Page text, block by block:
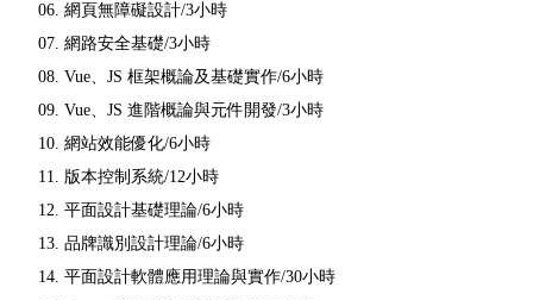
06. 網頁無障礙設計/3小時
07. 網路安全基礎/3小時
08. Vue、JS 框架概論及基礎實作/6小時
09. Vue、JS 進階概論與元件開發/3小時
10. 網站效能優化/6小時
11. 版本控制系統/12小時
12. 平面設計基礎理論/6小時
13. 品牌識別設計理論/6小時
14. 平面設計軟體應用理論與實作/30小時